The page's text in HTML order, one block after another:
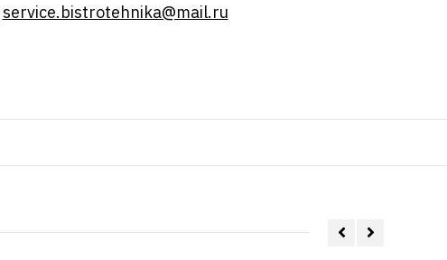
service.bistrotehnika@mail.ru